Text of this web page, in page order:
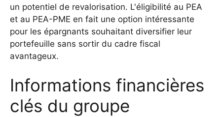
un potentiel de revalorisation. L'éligibilité au PEA
et au PEA-PME en fait une option intéressante
pour les épargnants souhaitant diversifier leur
portefeuille sans sortir du cadre fiscal
avantageux.
Informations financières
clés du groupe